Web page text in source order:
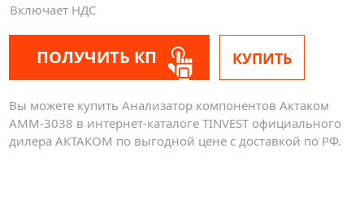
Включает НДС
ПОЛУЧИТЬ КП КУПИТЬ
Вы можете купить Анализатор компонентов Актаком
АММ-3038 в интернет-каталоге TINVEST официального
дилера АКТАКОМ по выгодной цене с доставкой по РФ.